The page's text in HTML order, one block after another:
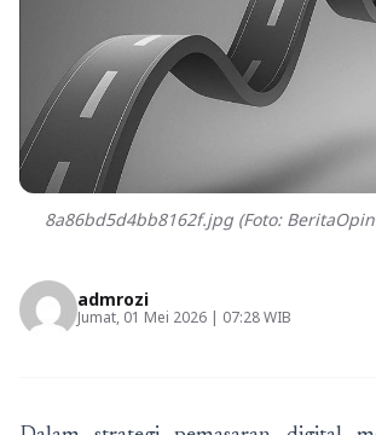
8a86bd5d4bb8162f.jpg (Foto:
admrozi
Jumat, 01 Mei 2026 | 07:28 WIB